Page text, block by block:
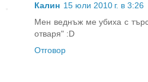
Калин 15 юли 2010 г. в 3:26
Мен веднъж ме убиха с
отваря" :D
Отговор